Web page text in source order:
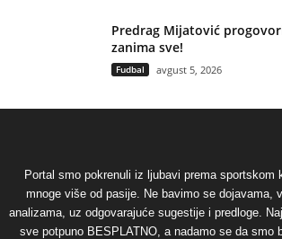
Predrag Mijatović
zanima sve!
Fudbal avgust 5, 2026
Portal smo pokrenuli iz ljubavi prema sportskom
mnoge više od pasije. Ne bavimo se dojavama,
analizama, uz odgovarajuće sugestije i predloge.
sve potpuno BESPLATNO, a nadamo se da smo